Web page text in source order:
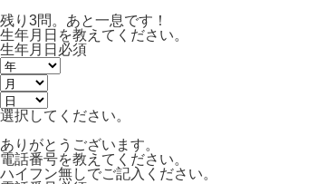
残り3問。あと一息です！
生年月日を教えてください。
生年月日 必須
選択してください。
ありがとうございます。
電話番号を教えてください。
ハイフン無しでご記入ください。